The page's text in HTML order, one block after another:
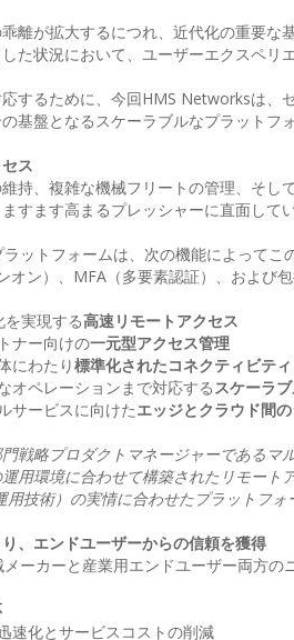
離が拡大するにつれ、近代化の重要
た状況において、ユーザーエクスペリ
するために、今回HMS Networksは
基盤となるスケーラブルなプラットフ
ス
持、複雑な機械フリートの管理、そし
すます高まるプレッシャーに直面してい
ットフォームは、次の機能によってこ
オン）、MFA（多要素認証）、および
実現する高速リモートアクセス
ナー向けの一元型アクセス管理
にわたり標準化されたコネクティビティ
オペレーションまで対応するスケーラ
サービスに向けたエッジとクラウド間
戦略プロダクトマネージャーであるマ
用環境に合わせて構築されたリモー
技術）の実情に合わせたプラットフォ
、エンドユーザーからの信頼を獲得
ーカーと産業用エンドユーザー両方の
速化とサービスコストの削減